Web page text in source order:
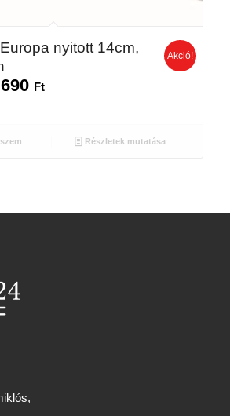
nyitott 14cm,
FtCurrent
Akció!
Részletek mutatása